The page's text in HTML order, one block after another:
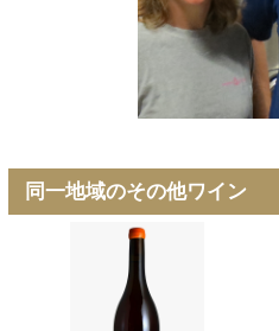
同一地域のその他ワイン